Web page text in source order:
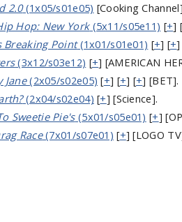
2.0(1x05/s01e05) [Cooking
Hop: New York(5x11/s05e11) [+]
Breaking Point(1x01/s01e01) [+] [+]
(3x12/s03e12) [+] [AMERICAN
Jane(2x05/s02e05) [+] [+] [+] [BET].
(2x04/s02e04) [+] [Science].
Sweetie Pie's(5x01/s05e01) [+]
Race(7x01/s07e01) [+] [LOGO